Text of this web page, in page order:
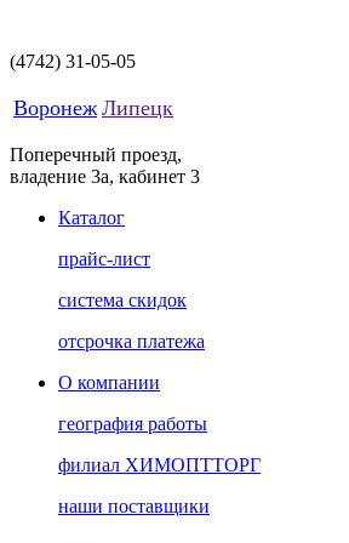
(4742) 31-05-05
Воронеж Липецк
Поперечный проезд,
владение 3а, кабинет 3
Каталог
прайс-лист
система скидок
отсрочка платежа
О компании
география работы
филиал ХИМОПТТОРГ
наши поставщики